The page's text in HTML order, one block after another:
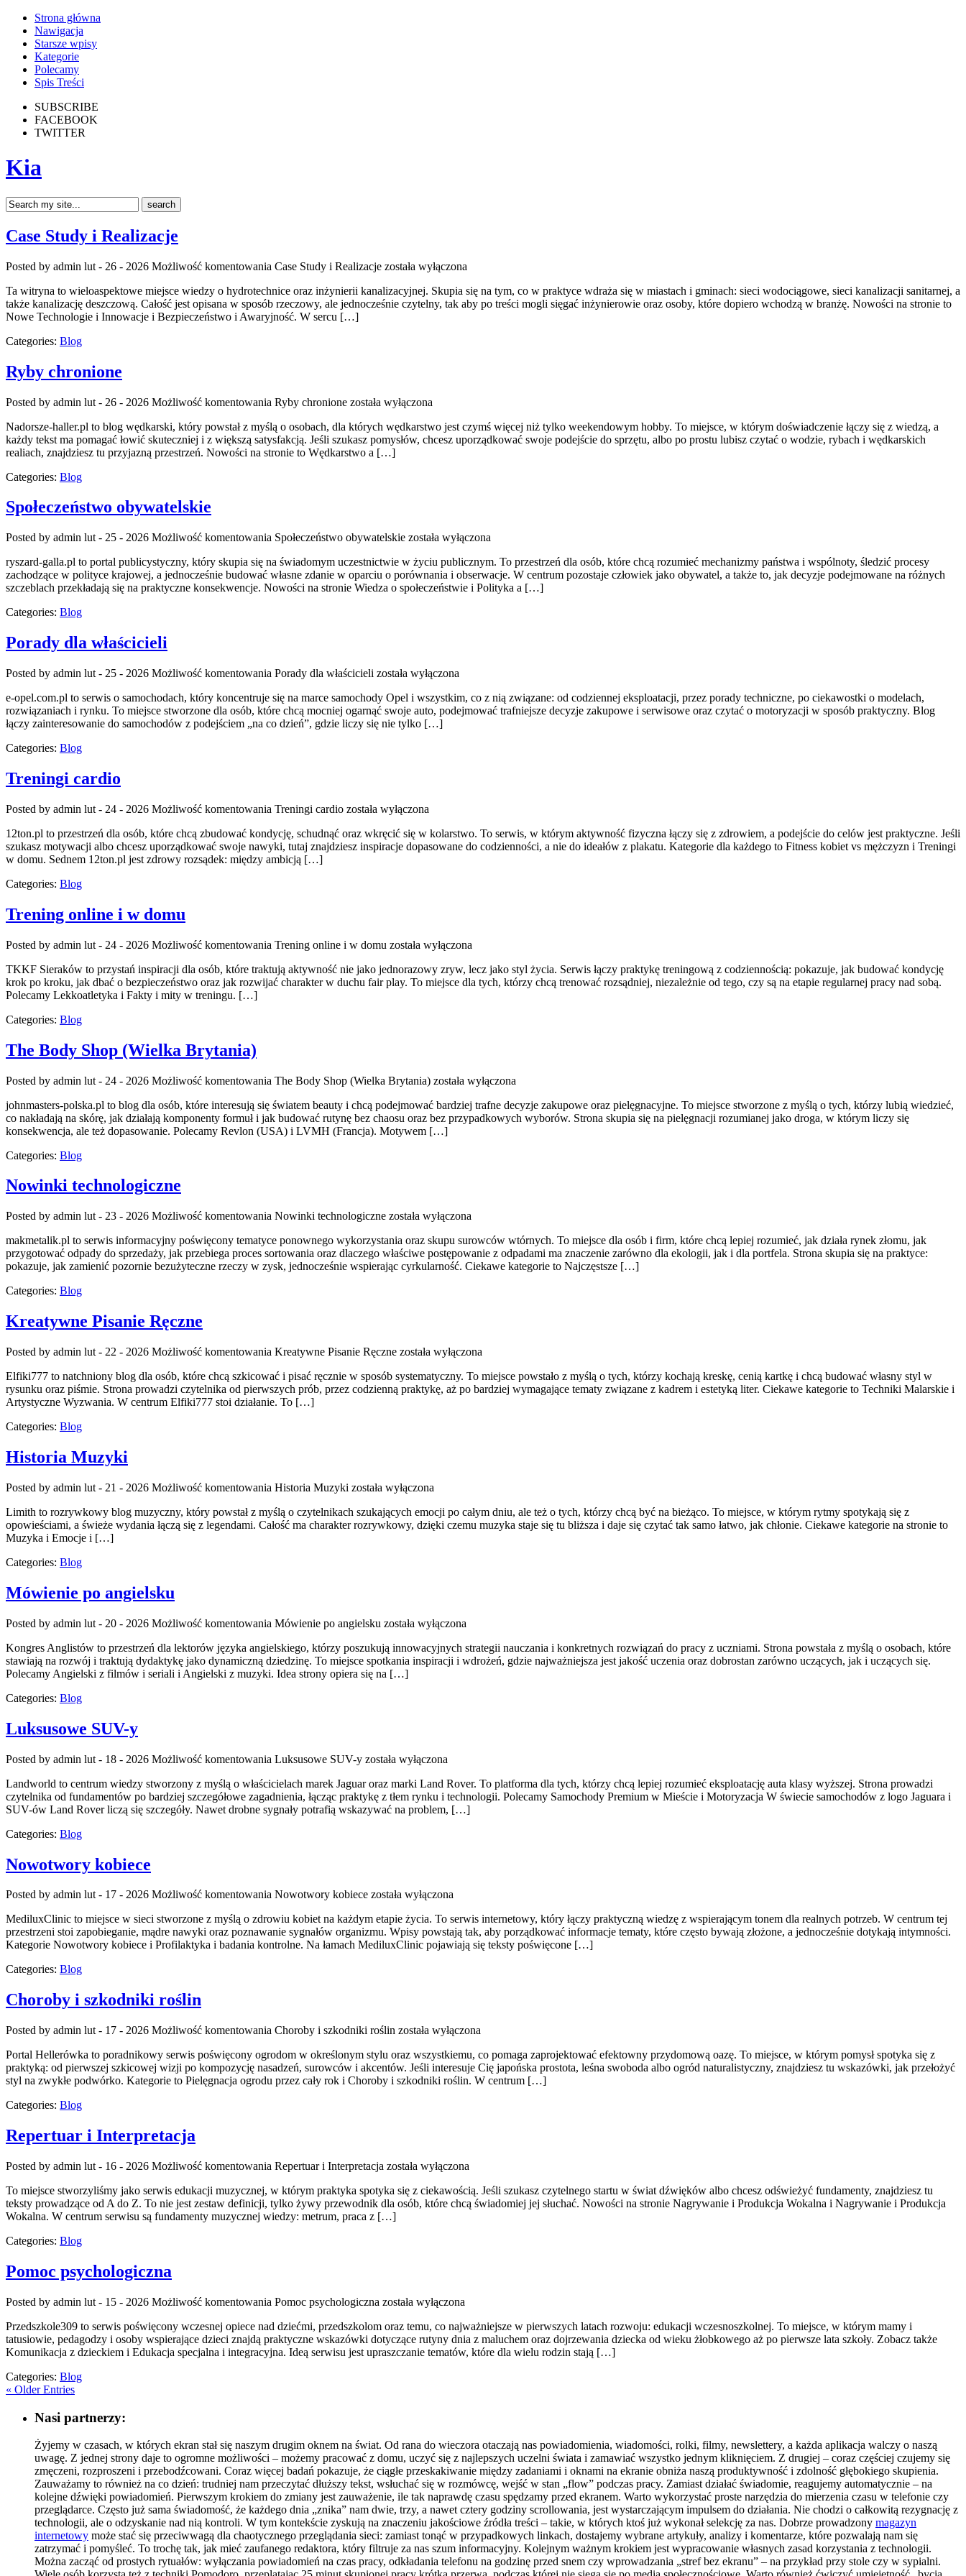
Strona główna
Nawigacja
Starsze wpisy
Kategorie
Polecamy
Spis Treści
SUBSCRIBE
FACEBOOK
TWITTER
Kia
Case Study i Realizacje
Posted by admin lut - 26 - 2026 Możliwość komentowania Case Study i Realizacje została wyłączona
Ta witryna to wieloaspektowe miejsce wiedzy o hydrotechnice oraz inżynierii kanalizacyjnej. Skupia się na tym, co w praktyce wdraża się w miastach i gminach: sieci wodociągowe, sieci kanalizacji sanitarnej, a
także kanalizację deszczową. Całość jest opisana w sposób rzeczowy, ale jednocześnie czytelny, tak aby po treści mogli sięgać inżynierowie oraz osoby, które dopiero wchodzą w branżę. Nowości na stronie to
Nowe Technologie i Innowacje i Bezpieczeństwo i Awaryjność. W sercu […]
Categories: Blog
Ryby chronione
Posted by admin lut - 26 - 2026 Możliwość komentowania Ryby chronione została wyłączona
Nadorsze-haller.pl to blog wędkarski, który powstał z myślą o osobach, dla których wędkarstwo jest czymś więcej niż tylko weekendowym hobby. To miejsce, w którym doświadczenie łączy się z wiedzą, a
każdy tekst ma pomagać łowić skuteczniej i z większą satysfakcją. Jeśli szukasz pomysłów, chcesz uporządkować swoje podejście do sprzętu, albo po prostu lubisz czytać o wodzie, rybach i wędkarskich
realiach, znajdziesz tu przyjazną przestrzeń. Nowości na stronie to Wędkarstwo a […]
Categories: Blog
Społeczeństwo obywatelskie
Posted by admin lut - 25 - 2026 Możliwość komentowania Społeczeństwo obywatelskie została wyłączona
ryszard-galla.pl to portal publicystyczny, który skupia się na świadomym uczestnictwie w życiu publicznym. To przestrzeń dla osób, które chcą rozumieć mechanizmy państwa i wspólnoty, śledzić procesy
zachodzące w polityce krajowej, a jednocześnie budować własne zdanie w oparciu o porównania i obserwacje. W centrum pozostaje człowiek jako obywatel, a także to, jak decyzje podejmowane na różnych
szczeblach przekładają się na praktyczne konsekwencje. Nowości na stronie Wiedza o społeczeństwie i Polityka a […]
Categories: Blog
Porady dla właścicieli
Posted by admin lut - 25 - 2026 Możliwość komentowania Porady dla właścicieli została wyłączona
e-opel.com.pl to serwis o samochodach, który koncentruje się na marce samochody Opel i wszystkim, co z nią związane: od codziennej eksploatacji, przez porady techniczne, po ciekawostki o modelach,
rozwiązaniach i rynku. To miejsce stworzone dla osób, które chcą mocniej ogarnąć swoje auto, podejmować trafniejsze decyzje zakupowe i serwisowe oraz czytać o motoryzacji w sposób praktyczny. Blog
łączy zainteresowanie do samochodów z podejściem „na co dzień”, gdzie liczy się nie tylko […]
Categories: Blog
Treningi cardio
Posted by admin lut - 24 - 2026 Możliwość komentowania Treningi cardio została wyłączona
12ton.pl to przestrzeń dla osób, które chcą zbudować kondycję, schudnąć oraz wkręcić się w kolarstwo. To serwis, w którym aktywność fizyczna łączy się z zdrowiem, a podejście do celów jest praktyczne. Jeśli
szukasz motywacji albo chcesz uporządkować swoje nawyki, tutaj znajdziesz inspiracje dopasowane do codzienności, a nie do ideałów z plakatu. Kategorie dla każdego to Fitness kobiet vs mężczyzn i Treningi
w domu. Sednem 12ton.pl jest zdrowy rozsądek: między ambicją […]
Categories: Blog
Trening online i w domu
Posted by admin lut - 24 - 2026 Możliwość komentowania Trening online i w domu została wyłączona
TKKF Sieraków to przystań inspiracji dla osób, które traktują aktywność nie jako jednorazowy zryw, lecz jako styl życia. Serwis łączy praktykę treningową z codziennością: pokazuje, jak budować kondycję
krok po kroku, jak dbać o bezpieczeństwo oraz jak rozwijać charakter w duchu fair play. To miejsce dla tych, którzy chcą trenować rozsądniej, niezależnie od tego, czy są na etapie regularnej pracy nad sobą.
Polecamy Lekkoatletyka i Fakty i mity w treningu. […]
Categories: Blog
The Body Shop (Wielka Brytania)
Posted by admin lut - 24 - 2026 Możliwość komentowania The Body Shop (Wielka Brytania) została wyłączona
johnmasters-polska.pl to blog dla osób, które interesują się światem beauty i chcą podejmować bardziej trafne decyzje zakupowe oraz pielęgnacyjne. To miejsce stworzone z myślą o tych, którzy lubią wiedzieć,
co nakładają na skórę, jak działają komponenty formuł i jak budować rutynę bez chaosu oraz bez przypadkowych wyborów. Strona skupia się na pielęgnacji rozumianej jako droga, w którym liczy się
konsekwencja, ale też dopasowanie. Polecamy Revlon (USA) i LVMH (Francja). Motywem […]
Categories: Blog
Nowinki technologiczne
Posted by admin lut - 23 - 2026 Możliwość komentowania Nowinki technologiczne została wyłączona
makmetalik.pl to serwis informacyjny poświęcony tematyce ponownego wykorzystania oraz skupu surowców wtórnych. To miejsce dla osób i firm, które chcą lepiej rozumieć, jak działa rynek złomu, jak
przygotować odpady do sprzedaży, jak przebiega proces sortowania oraz dlaczego właściwe postępowanie z odpadami ma znaczenie zarówno dla ekologii, jak i dla portfela. Strona skupia się na praktyce:
pokazuje, jak zamienić pozornie bezużyteczne rzeczy w zysk, jednocześnie wspierając cyrkularność. Ciekawe kategorie to Najczęstsze […]
Categories: Blog
Kreatywne Pisanie Ręczne
Posted by admin lut - 22 - 2026 Możliwość komentowania Kreatywne Pisanie Ręczne została wyłączona
Elfiki777 to natchniony blog dla osób, które chcą szkicować i pisać ręcznie w sposób systematyczny. To miejsce powstało z myślą o tych, którzy kochają kreskę, cenią kartkę i chcą budować własny styl w
rysunku oraz piśmie. Strona prowadzi czytelnika od pierwszych prób, przez codzienną praktykę, aż po bardziej wymagające tematy związane z kadrem i estetyką liter. Ciekawe kategorie to Techniki Malarskie i
Artystyczne Wyzwania. W centrum Elfiki777 stoi działanie. To […]
Categories: Blog
Historia Muzyki
Posted by admin lut - 21 - 2026 Możliwość komentowania Historia Muzyki została wyłączona
Limith to rozrywkowy blog muzyczny, który powstał z myślą o czytelnikach szukających emocji po całym dniu, ale też o tych, którzy chcą być na bieżąco. To miejsce, w którym rytmy spotykają się z
opowieściami, a świeże wydania łączą się z legendami. Całość ma charakter rozrywkowy, dzięki czemu muzyka staje się tu bliższa i daje się czytać tak samo łatwo, jak chłonie. Ciekawe kategorie na stronie to
Muzyka i Emocje i […]
Categories: Blog
Mówienie po angielsku
Posted by admin lut - 20 - 2026 Możliwość komentowania Mówienie po angielsku została wyłączona
Kongres Anglistów to przestrzeń dla lektorów języka angielskiego, którzy poszukują innowacyjnych strategii nauczania i konkretnych rozwiązań do pracy z uczniami. Strona powstała z myślą o osobach, które
stawiają na rozwój i traktują dydaktykę jako dynamiczną dziedzinę. To miejsce spotkania inspiracji i wdrożeń, gdzie najważniejsza jest jakość uczenia oraz dobrostan zarówno uczących, jak i uczących się.
Polecamy Angielski z filmów i seriali i Angielski z muzyki. Idea strony opiera się na […]
Categories: Blog
Luksusowe SUV-y
Posted by admin lut - 18 - 2026 Możliwość komentowania Luksusowe SUV-y została wyłączona
Landworld to centrum wiedzy stworzony z myślą o właścicielach marek Jaguar oraz marki Land Rover. To platforma dla tych, którzy chcą lepiej rozumieć eksploatację auta klasy wyższej. Strona prowadzi
czytelnika od fundamentów po bardziej szczegółowe zagadnienia, łącząc praktykę z tłem rynku i technologii. Polecamy Samochody Premium w Mieście i Motoryzacja W świecie samochodów z logo Jaguara i
SUV-ów Land Rover liczą się szczegóły. Nawet drobne sygnały potrafią wskazywać na problem, […]
Categories: Blog
Nowotwory kobiece
Posted by admin lut - 17 - 2026 Możliwość komentowania Nowotwory kobiece została wyłączona
MediluxClinic to miejsce w sieci stworzone z myślą o zdrowiu kobiet na każdym etapie życia. To serwis internetowy, który łączy praktyczną wiedzę z wspierającym tonem dla realnych potrzeb. W centrum tej
przestrzeni stoi zapobieganie, mądre nawyki oraz poznawanie sygnałów organizmu. Wpisy powstają tak, aby porządkować informacje tematy, które często bywają złożone, a jednocześnie dotykają intymności.
Kategorie Nowotwory kobiece i Profilaktyka i badania kontrolne. Na łamach MediluxClinic pojawiają się teksty poświęcone […]
Categories: Blog
Choroby i szkodniki roślin
Posted by admin lut - 17 - 2026 Możliwość komentowania Choroby i szkodniki roślin została wyłączona
Portal Hellerówka to poradnikowy serwis poświęcony ogrodom w określonym stylu oraz wszystkiemu, co pomaga zaprojektować efektowny przydomową oazę. To miejsce, w którym pomysł spotyka się z
praktyką: od pierwszej szkicowej wizji po kompozycję nasadzeń, surowców i akcentów. Jeśli interesuje Cię japońska prostota, leśna swoboda albo ogród naturalistyczny, znajdziesz tu wskazówki, jak przełożyć
styl na zwykłe podwórko. Kategorie to Pielęgnacja ogrodu przez cały rok i Choroby i szkodniki roślin. W centrum […]
Categories: Blog
Repertuar i Interpretacja
Posted by admin lut - 16 - 2026 Możliwość komentowania Repertuar i Interpretacja została wyłączona
To miejsce stworzyliśmy jako serwis edukacji muzycznej, w którym praktyka spotyka się z ciekawością. Jeśli szukasz czytelnego startu w świat dźwięków albo chcesz odświeżyć fundamenty, znajdziesz tu
teksty prowadzące od A do Z. To nie jest zestaw definicji, tylko żywy przewodnik dla osób, które chcą świadomiej jej słuchać. Nowości na stronie Nagrywanie i Produkcja Wokalna i Nagrywanie i Produkcja
Wokalna. W centrum serwisu są fundamenty muzycznej wiedzy: metrum, praca z […]
Categories: Blog
Pomoc psychologiczna
Posted by admin lut - 15 - 2026 Możliwość komentowania Pomoc psychologiczna została wyłączona
Przedszkole309 to serwis poświęcony wczesnej opiece nad dziećmi, przedszkolom oraz temu, co najważniejsze w pierwszych latach rozwoju: edukacji wczesnoszkolnej. To miejsce, w którym mamy i
tatusiowie, pedagodzy i osoby wspierające dzieci znajdą praktyczne wskazówki dotyczące rutyny dnia z maluchem oraz dojrzewania dziecka od wieku żłobkowego aż po pierwsze lata szkoły. Zobacz także
Komunikacja z dzieckiem i Edukacja specjalna i integracyjna. Ideą serwisu jest upraszczanie tematów, które dla wielu rodzin stają […]
Categories: Blog
« Older Entries
Nasi partnerzy:
Żyjemy w czasach, w których ekran stał się naszym drugim oknem na świat. Od rana do wieczora otaczają nas powiadomienia, wiadomości, rolki, filmy, newslettery, a każda aplikacja walczy o naszą
uwagę. Z jednej strony daje to ogromne możliwości – możemy pracować z domu, uczyć się z najlepszych uczelni świata i zamawiać wszystko jednym kliknięciem. Z drugiej – coraz częściej czujemy się
zmęczeni, rozproszeni i przebodźcowani. Coraz więcej badań pokazuje, że ciągłe przeskakiwanie między zadaniami i oknami na ekranie obniża naszą produktywność i zdolność głębokiego skupienia.
Zauważamy to również na co dzień: trudniej nam przeczytać dłuższy tekst, wsłuchać się w rozmówcę, wejść w stan „flow” podczas pracy. Zamiast działać świadomie, reagujemy automatycznie – na
kolejne dźwięki powiadomień. Pierwszym krokiem do zmiany jest zauważenie, ile tak naprawdę czasu spędzamy przed ekranem. Warto wykorzystać proste narzędzia do mierzenia czasu w telefonie czy
przeglądarce. Często już sama świadomość, że każdego dnia „znika” nam dwie, trzy, a nawet cztery godziny scrollowania, jest wystarczającym impulsem do działania. Nie chodzi o całkowitą rezygnację z
technologii, ale o odzyskanie nad nią kontroli. W tym kontekście zyskują na znaczeniu jakościowe źródła treści – takie, w których ktoś już wykonał selekcję za nas. Dobrze prowadzony magazyn
internetowy może stać się przeciwwagą dla chaotycznego przeglądania sieci: zamiast tonąć w przypadkowych linkach, dostajemy wybrane artykuły, analizy i komentarze, które pozwalają nam się
zatrzymać i pomyśleć. To trochę tak, jak mieć zaufanego redaktora, który filtruje za nas szum informacyjny. Kolejnym ważnym krokiem jest wypracowanie własnych zasad korzystania z technologii.
Można zacząć od prostych rytuałów: wyłączania powiadomień na czas pracy, odkładania telefonu na godzinę przed snem czy wprowadzania „stref bez ekranu” – na przykład przy stole czy w sypialni.